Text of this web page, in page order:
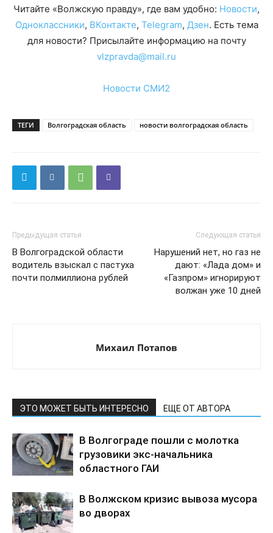
Читайте «Волжскую правду», где вам удобно: Новости,
Одноклассники, ВКонтакте, Telegram, Дзен. Есть тема
для новости? Присылайте информацию на почту
vlzpravda@mail.ru
Новости СМИ2
ТЕГИ Волгоградская область новости волгоградская область
Предыдущая статья
В Волгоградской области
водитель взыскал с пастуха
почти полмиллиона рублей
Следующая статья
Нарушений нет, но газ не
дают: «Лада дом» и
«Газпром» игнорируют
волжан уже 10 дней
Михаил Потапов
ЭТО МОЖЕТ БЫТЬ ИНТЕРЕСНО ЕЩЕ ОТ АВТОРА
В Волгограде пошли с молотка
грузовики экс-начальника
областного ГАИ
В Волжском кризис вывоза мусора
во дворах